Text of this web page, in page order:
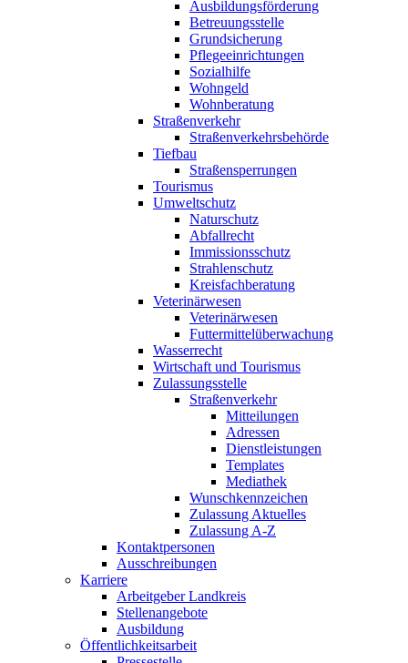
Ausbildungsförderung
Betreuungsstelle
Grundsicherung
Pflegeeinrichtungen
Sozialhilfe
Wohngeld
Wohnberatung
Straßenverkehr
Straßenverkehrsbehörde
Tiefbau
Straßensperrungen
Tourismus
Umweltschutz
Naturschutz
Abfallrecht
Immissionsschutz
Strahlenschutz
Kreisfachberatung
Veterinärwesen
Veterinärwesen
Futtermittelüberwachung
Wasserrecht
Wirtschaft und Tourismus
Zulassungsstelle
Straßenverkehr
Mitteilungen
Adressen
Dienstleistungen
Templates
Mediathek
Wunschkennzeichen
Zulassung Aktuelles
Zulassung A-Z
Kontaktpersonen
Ausschreibungen
Karriere
Arbeitgeber Landkreis
Stellenangebote
Ausbildung
Öffentlichkeitsarbeit